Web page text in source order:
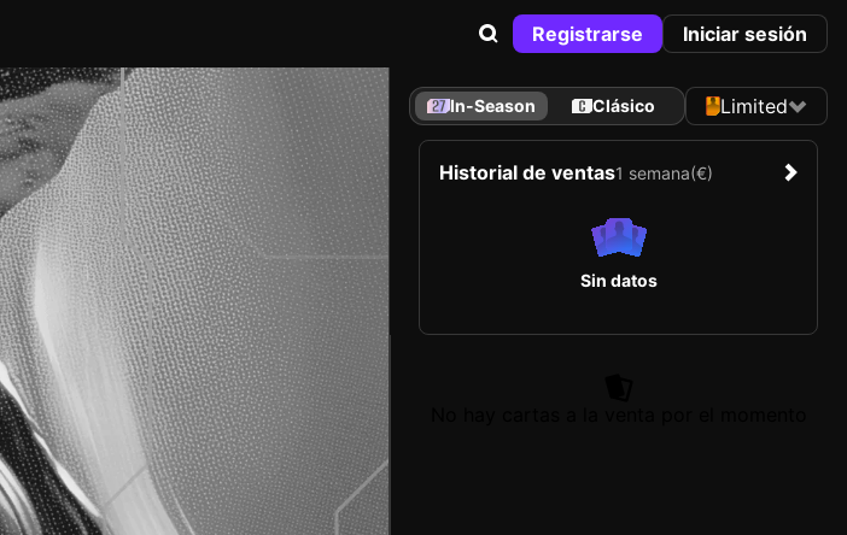
Registrarse Iniciar sesión
In-Season Clásico Limited
Historial de ventas1 semana(€)
Sin datos